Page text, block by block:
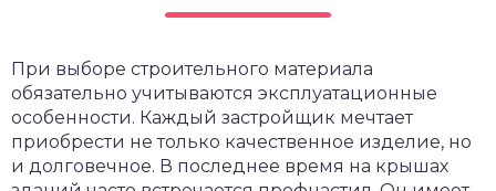
При выборе строительного материала
обязательно учитываются эксплуатационные
особенности. Каждый застройщик мечтает
приобрести не только качественное изделие, но
и долговечное. В последнее время на крышах
крыши и кровли
и уход